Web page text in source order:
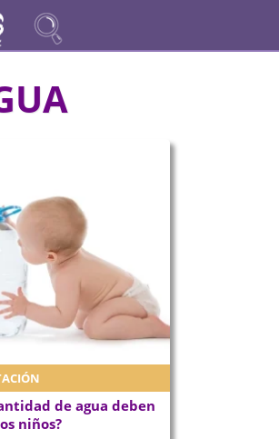
de agua deben
niños?